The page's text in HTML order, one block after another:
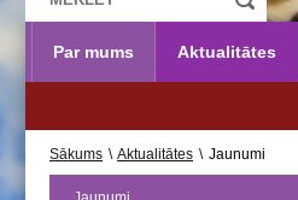
Par mums Aktualitātes
Sākums \ Aktualitātes \ Jaunumi